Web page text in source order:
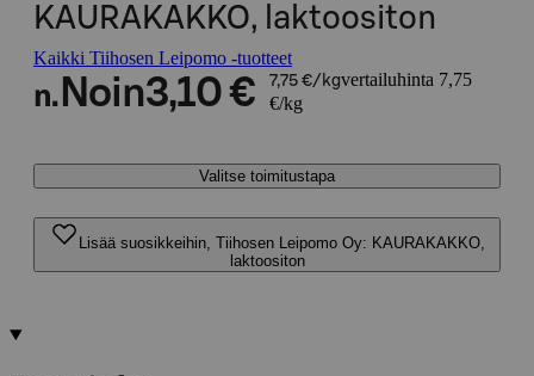
KAURAKAKKO, laktoositon
Kaikki Tiihosen Leipomo -tuotteet
n. Noin3,10 € 7,75 €/kgvertailuhinta 7,75
€/kg
Valitse toimitustapa
Lisää suosikkeihin, Tiihosen Leipomo Oy: KAURAKAKKO,
laktoositon